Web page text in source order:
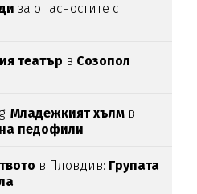
за опасностите с
театър в Созопол
Младежкият хълм в
педофили
в Пловдив: Групата